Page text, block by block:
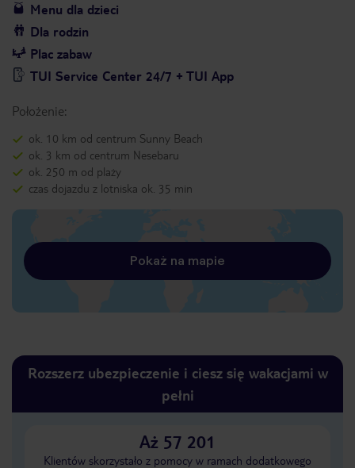
Menu dla dzieci
Dla rodzin
Plac zabaw
TUI Service Center 24/7 + TUI App
Położenie:
ok. 10 km od centrum Sunny Beach
ok. 3 km od centrum Nesebaru
ok. 250 m od plaży
czas dojazdu z lotniska ok. 35 min
Pokaż na mapie
Rozszerz ubezpieczenie i ciesz się wakacjami w
pełni
Aż 57 201
Klientów skorzystało z pomocy w ramach dodatkowego